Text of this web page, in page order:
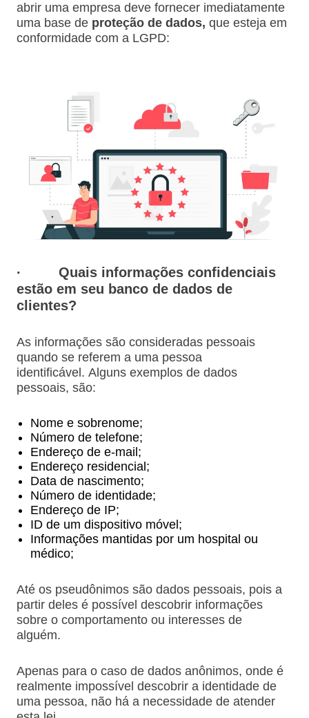
abrir uma empresa deve fornecer imediatamente
uma base de proteção de dados, que esteja em
conformidade com a LGPD:
· Quais informações confidenciais
estão em seu banco de dados de
clientes?
As informações são consideradas pessoais
quando se referem a uma pessoa
identificável. Alguns exemplos de dados
pessoais, são:
Nome e sobrenome;
Número de telefone;
Endereço de e-mail;
Endereço residencial;
Data de nascimento;
Número de identidade;
Endereço de IP;
ID de um dispositivo móvel;
Informações mantidas por um hospital ou
médico;
Até os pseudônimos são dados pessoais, pois a
partir deles é possível descobrir informações
sobre o comportamento ou interesses de
alguém.
Apenas para o caso de dados anônimos, onde é
realmente impossível descobrir a identidade de
uma pessoa, não há a necessidade de atender